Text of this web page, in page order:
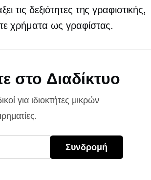
τις δεξιότητες της γραφιστικής,
χρήματα ως γραφίστας.
στο Διαδίκτυο
για ιδιοκτήτες μικρών
Συνδρομή